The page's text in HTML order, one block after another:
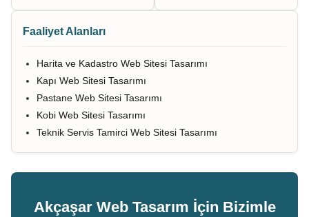
Faaliyet Alanları
Harita ve Kadastro Web Sitesi Tasarımı
Kapı Web Sitesi Tasarımı
Pastane Web Sitesi Tasarımı
Kobi Web Sitesi Tasarımı
Teknik Servis Tamirci Web Sitesi Tasarımı
Akçaşar Web Tasarım İçin Bizimle